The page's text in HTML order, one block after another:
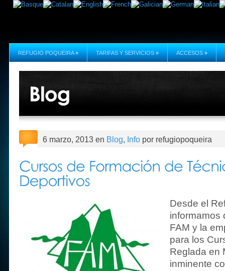
REFUGIO POQUEIRA » TARIFAS Y SERVICIOS » ACCESOS »
6 marzo, 2013 en Blog, Info por refugiopoqueira
Desde el
informamos
FAM y la
para los
Reglada en
inminente